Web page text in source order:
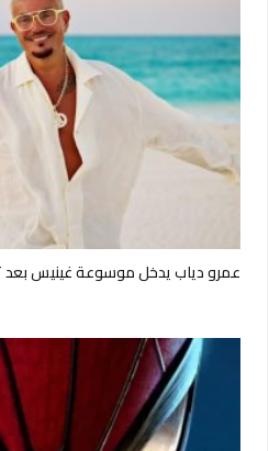
عمرو دياب يدخل موسوعة غينيس بعد